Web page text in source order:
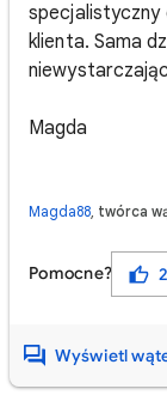
specjalistyczny
klienta. Sama
Magda
Magda88, twórca
Pomocne? 2
Wyświetl